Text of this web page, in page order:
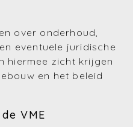
over onderhoud,
eventuele juridische
hiermee zicht krijgen
en het beleid
VME